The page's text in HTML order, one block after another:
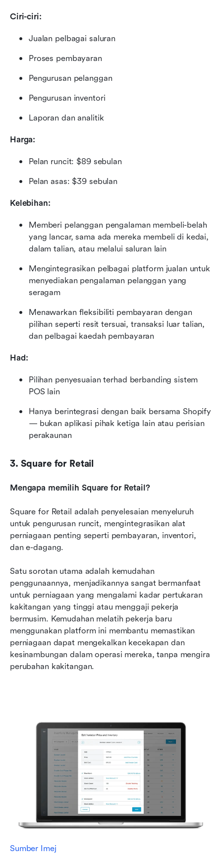
Ciri-ciri:
Jualan pelbagai saluran
Proses pembayaran
Pengurusan pelanggan
Pengurusan inventori
Laporan dan analitik
Harga:
Pelan runcit: $89 sebulan
Pelan asas: $39 sebulan
Kelebihan:
Memberi pelanggan pengalaman membeli-belah
yang lancar, sama ada mereka membeli di kedai,
dalam talian, atau melalui saluran lain
Mengintegrasikan pelbagai platform jualan untuk
menyediakan pengalaman pelanggan yang
seragam
Menawarkan fleksibiliti pembayaran dengan
pilihan seperti resit tersuai, transaksi luar talian,
dan pelbagai kaedah pembayaran
Had:
Pilihan penyesuaian terhad berbanding sistem
POS lain
Hanya berintegrasi dengan baik bersama Shopify
— bukan aplikasi pihak ketiga lain atau perisian
perakaunan
3. Square for Retail
Mengapa memilih Square for Retail?
Square for Retail adalah penyelesaian menyeluruh
untuk pengurusan runcit, mengintegrasikan alat
perniagaan penting seperti pembayaran, inventori,
dan e-dagang.
Satu sorotan utama adalah kemudahan
penggunaannya, menjadikannya sangat bermanfaat
untuk perniagaan yang mengalami kadar pertukaran
kakitangan yang tinggi atau menggaji pekerja
bermusim. Kemudahan melatih pekerja baru
menggunakan platform ini membantu memastikan
perniagaan dapat mengekalkan kecekapan dan
kesinambungan dalam operasi mereka, tanpa mengira
perubahan kakitangan.
Sumber Imej